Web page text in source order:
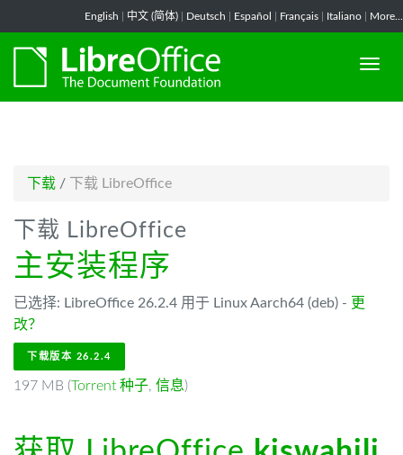
English 中文 (简体) Deutsch Español Français Italiano More...
下载 / 下载 LibreOffice
下载 LibreOffice
主安装程序
已选择: LibreOffice 26.2.4 用于 Linux Aarch64 (deb) - 更
改？
下载版本 26.2.4
197 MB (Torrent 种子, 信息)